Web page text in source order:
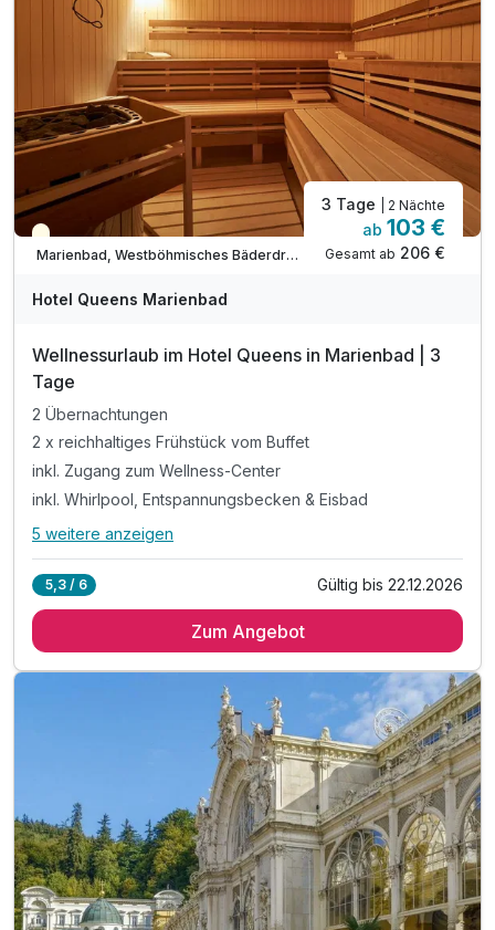
Das Hotel hat keine Rezeption.
Die Zahlungen erfolgen per Zahlungslink.
Das Hotel verfügt über keine eigenen Parkplätze
Teilweise ausgelastet
Marienbad, Westböhmisches Bäderdreieck
3 Tage | 2 Nächte
ab 103 €
Gesamt ab 206 €
Hotel Queens Marienbad
Wellnessurlaub im Hotel Queens in Marienbad | 3
Tage
2 Übernachtungen
2 x reichhaltiges Frühstück vom Buffet
inkl. Zugang zum Wellness-Center
inkl. Whirlpool, Entspannungsbecken & Eisbad
Alle Inklusivleistungen
2 x reichhaltiges Frühstück vom Buffet
inkl. Whirlpool, Entspannungsbecken & Eisbad
inkl. finnische Sauna, Dampfsauna & Kneipp-Pfad
inkl. Eisbrunnen & Erlebnisduschen mit Kühleimer
inkl. Ruhezone mit Liegestühlen
inkl. Wellness-Set mit Bademantel & Hausschuhe
inkl. WLAN Nutzung im Hotel
5 weitere anzeigen
5,3 / 6 Gültig bis 22.12.2026
Zum Angebot